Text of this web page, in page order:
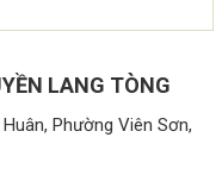
LANG TÒNG
Phường Viên Sơn,